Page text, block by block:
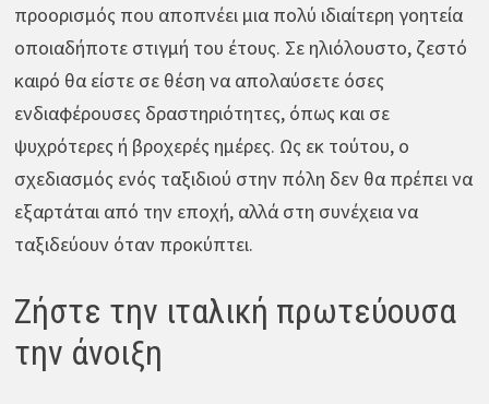
προορισμός που αποπνέει μια πολύ ιδιαίτερη γοητεία
οποιαδήποτε στιγμή του έτους. Σε ηλιόλουστο, ζεστό
καιρό θα είστε σε θέση να απολαύσετε όσες
ενδιαφέρουσες δραστηριότητες, όπως και σε
ψυχρότερες ή βροχερές ημέρες. Ως εκ τούτου, ο
σχεδιασμός ενός ταξιδιού στην πόλη δεν θα πρέπει να
εξαρτάται από την εποχή, αλλά στη συνέχεια να
ταξιδεύουν όταν προκύπτει.
Ζήστε την ιταλική πρωτεύουσα
την άνοιξη